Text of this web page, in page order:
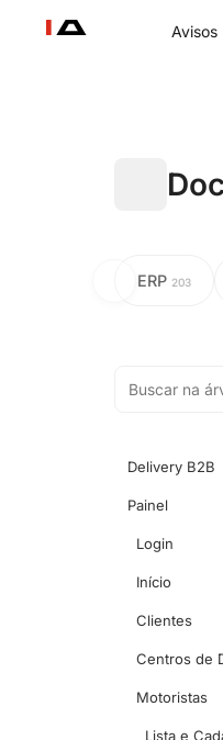
Avisos
ERP 203
Delivery B2B
Painel
Login
Início
Clientes
Centros de
Motoristas
Lista e